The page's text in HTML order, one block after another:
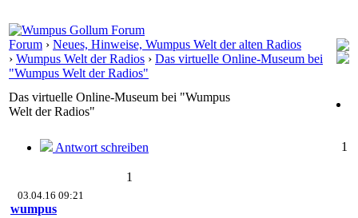
Forum › Neues, Hinweise, Wumpus Welt der alten Radios
› Wumpus Welt der Radios › Das virtuelle Online-Museum bei
"Wumpus Welt der Radios"
Das virtuelle Online-Museum bei "Wumpus
Welt der Radios"
Antwort schreiben 1
1
03.04.16 09:21
wumpus